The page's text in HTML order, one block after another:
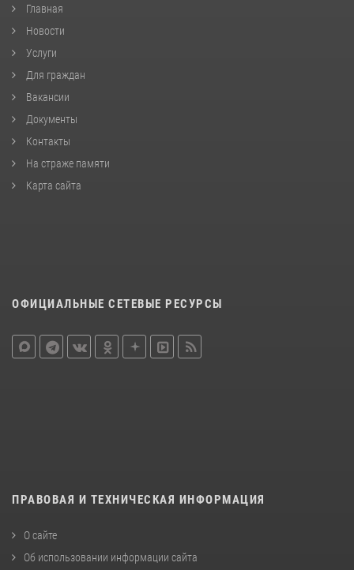
Главная
Новости
Услуги
Для граждан
Вакансии
Документы
Контакты
На страже памяти
Карта сайта
ОФИЦИАЛЬНЫЕ СЕТЕВЫЕ РЕСУРСЫ
ПРАВОВАЯ И ТЕХНИЧЕСКАЯ ИНФОРМАЦИЯ
О сайте
Об использовании информации сайта